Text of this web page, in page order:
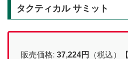
タクティカル サミット
販売価格: 37,224円 （税込）【